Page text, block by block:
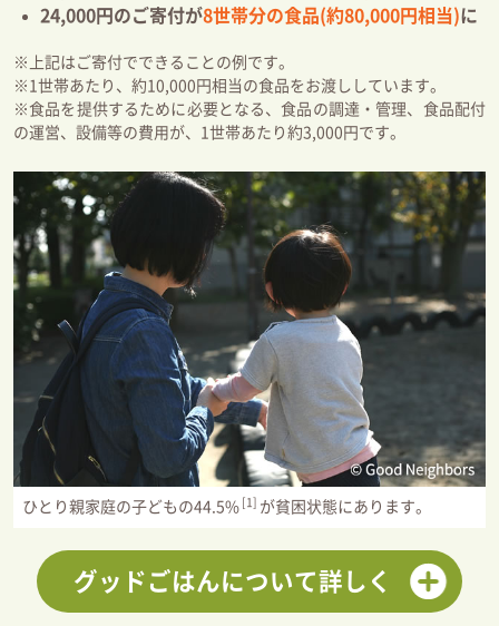
24,000円のご寄付が8世帯分の食品(約80,000円相当)に
※上記はご寄付でできることの例です。
※1世帯あたり、約10,000円相当の食品をお渡ししています。
※食品を提供するために必要となる、食品の調達・管理、食品配付
の運営、設備等の費用が、1世帯あたり約3,000円です。
ひとり親家庭の子どもの44.5% [1] が貧困状態にあります。
グッドごはんについて詳しく